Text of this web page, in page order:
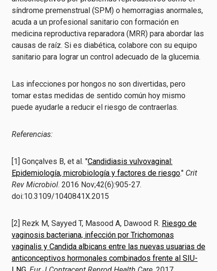
síndrome premenstrual (SPM) o hemorragias anormales,
acuda a un profesional sanitario con formación en
medicina reproductiva reparadora (MRR) para abordar las
causas de raíz. Si es diabética, colabore con su equipo
sanitario para lograr un control adecuado de la glucemia.
Las infecciones por hongos no son divertidas, pero
tomar estas medidas de sentido común hoy mismo
puede ayudarle a reducir el riesgo de contraerlas.
Referencias:
[1] Gonçalves B, et al. "Candidiasis vulvovaginal:
Epidemiología, microbiología y factores de riesgo." Crit
Rev Microbiol. 2016 Nov;42(6):905-27.
doi:10.3109/1040841X.2015
[2] Rezk M, Sayyed T, Masood A, Dawood R. Riesgo de
vaginosis bacteriana, infección por Trichomonas
vaginalis y Candida albicans entre las nuevas usuarias de
anticonceptivos hormonales combinados frente al SIU-